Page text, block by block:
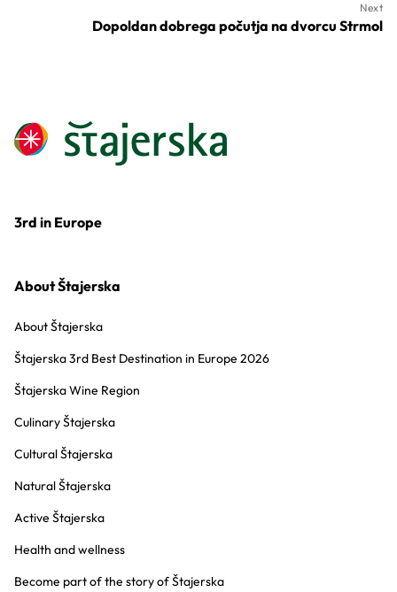
Next
Dopoldan dobrega počutja na dvorcu Strmol
3rd in Europe
About Štajerska
About Štajerska
Štajerska 3rd Best Destination in Europe 2026
Štajerska Wine Region
Culinary Štajerska
Cultural Štajerska
Natural Štajerska
Active Štajerska
Health and wellness
Become part of the story of Štajerska